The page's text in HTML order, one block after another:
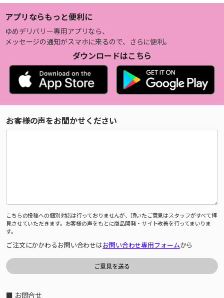
アプリならもっと便利に
ゆめデリバリー専用アプリなら、
メッセージの通知がスマホに来るので、さらに便利。
ダウンロードはこちら
お客様の声をお聞かせください
こちらの投稿への個別対応は行っておりませんが、頂いたご意見はスタッフがすべて拝
見させていただきます。お客様の声をもとに商品開発・サイト改善を行ってまいりま
す。
ご注文にかかわるお問い合わせはお問い合わせ専用フォームから
■ お問合せ